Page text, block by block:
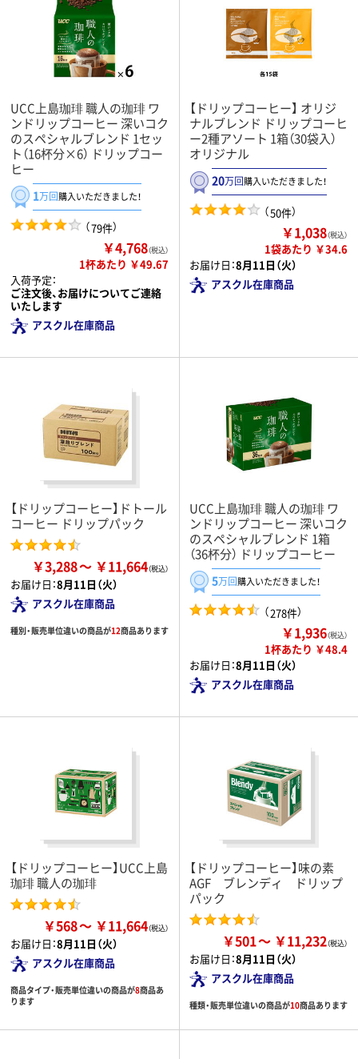
UCC上島珈琲 職人の珈琲 ワ
ンドリップコーヒー 深いコク
のスペシャルブレンド 1セッ
ト（16杯分×6） ドリップコー
ヒー
1万回購入いただきました！
（79件）
￥4,768（税込）
1杯あたり ￥49.67
入荷予定：
ご注文後、お届けについてご連絡
いたします
アスクル在庫商品
【ドリップコーヒー】 オリジ
ナルブレンド ドリップコーヒ
ー2種アソート 1箱（30袋入）
オリジナル
20万回購入いただきました！
（50件）
￥1,038（税込）
1袋あたり ￥34.6
お届け日：8月11日（火）
アスクル在庫商品
【ドリップコーヒー】ドトール
コーヒー ドリップパック
￥3,288 ￥11,664
お届け日：8月11日（火）
アスクル在庫商品
種別・販売単位違いの商品が12商品あります
UCC上島珈琲 職人の珈琲 ワ
ンドリップコーヒー 深いコク
のスペシャルブレンド 1箱
（36杯分） ドリップコーヒー
5万回購入いただきました！
（278件）
￥1,936（税込）
1杯あたり ￥48.4
お届け日：8月11日（火）
アスクル在庫商品
【ドリップコーヒー】UCC上島
珈琲 職人の珈琲
￥568 ￥11,664
お届け日：8月11日（火）
アスクル在庫商品
商品タイプ・販売単位違いの商品が8商品あ
ります
【ドリップコーヒー】味の素
AGF ブレンディ ドリップ
パック
￥501 ￥11,232
お届け日：8月11日（火）
アスクル在庫商品
種類・販売単位違いの商品が10商品あります